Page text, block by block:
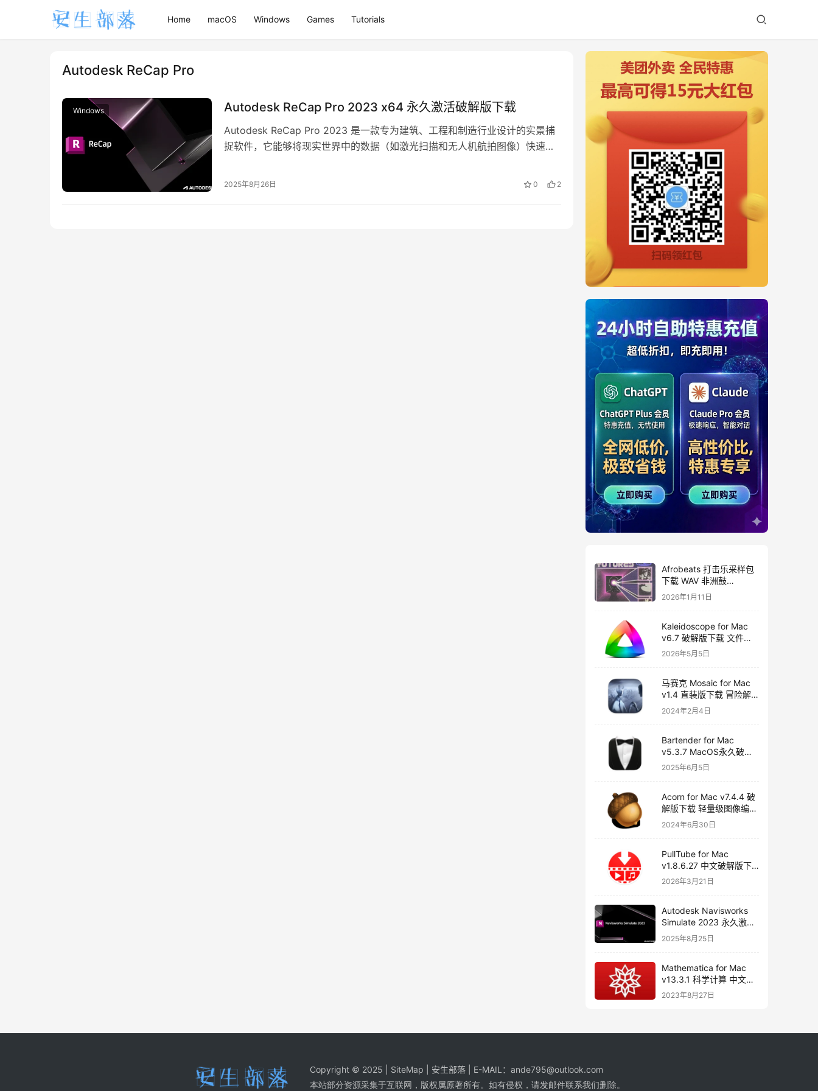
Home macOS Windows Games Tutorials
Autodesk ReCap Pro
Windows Autodesk ReCap Pro 2023 x64 永久激活破解版下载
Autodesk ReCap Pro 2023 是一款专为建筑、工程和制造行业设计的实景捕
捉软件，它能够将现实世界中的数据（如激光扫描和无人机航拍图像）快速转
2025年8月26日 0 2
Afrobeats 打击乐采样包
下载 WAV 非洲鼓
Amapiano Afro House
Futures Vol 2
2026年1月11日
Kaleidoscope for Mac
v6.7 破解版下载 文件比
较工具
2026年5月5日
马赛克 Mosaic for Mac
v1.4 直装版下载 冒险解
谜游戏
2024年2月4日
Bartender for Mac
v5.3.7 MacOS永久破解
版下载
2025年6月5日
Acorn for Mac v7.4.4 破
解版下载 轻量级图像编辑
器
2024年6月30日
PullTube for Mac
v1.8.6.27 中文破解版下
载 视频下载工具
2026年3月21日
Autodesk Navisworks
Simulate 2023 永久激活
破解版下载
2025年8月25日
Mathematica for Mac
v13.3.1 科学计算 中文破
解版下载
2023年8月27日
Copyright © 2025 | SiteMap | 安生部落 | E-MAIL： ande795@outlook.com
本站部分资源采集于互联网，版权属原著所有。如有侵权，请发邮件联系我们删除。